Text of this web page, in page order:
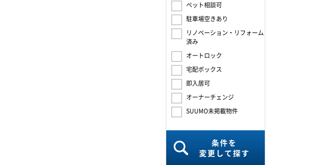
ペット相談可
駐車場空きあり
リノベーション・リフォーム
済み
オートロック
宅配ボックス
即入居可
オーナーチェンジ
SUUMO未掲載物件
条件を
変更して探す